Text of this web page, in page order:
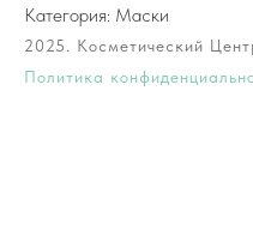
Категория: Маски
2025. Косметический
Политика